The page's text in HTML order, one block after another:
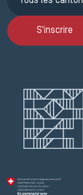
S'inscrire